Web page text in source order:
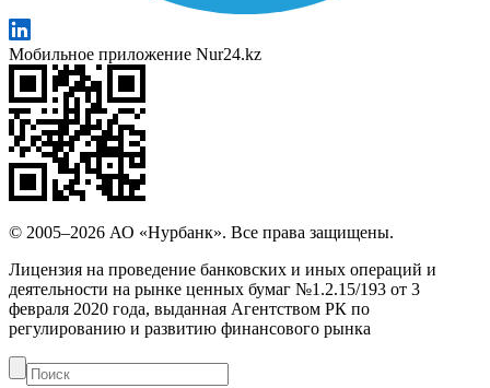
Мобильное приложение Nur24.kz
© 2005–2026 АО «Нурбанк». Все права защищены.
Лицензия на проведение банковских и иных операций и
деятельности на рынке ценных бумаг №1.2.15/193 от 3
февраля 2020 года, выданная Агентством РК по
регулированию и развитию финансового рынка